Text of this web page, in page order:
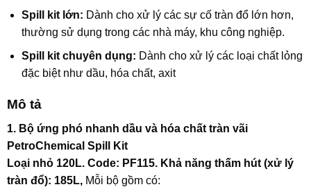
Spill kit lớn: Dành cho xử lý các sự cố tràn đổ lớn hơn,
thường sử dụng trong các nhà máy, khu công nghiệp.
Spill kit chuyên dụng: Dành cho xử lý các loại chất lỏng
đặc biệt như dầu, hóa chất, axit
Mô tả
1. Bộ ứng phó nhanh dầu và hóa chất tràn vãi
PetroChemical Spill Kit
Loại nhỏ 120L. Code: PF115. Khả năng thấm hút (xử lý
tràn đổ): 185L, Mỗi bộ gồm có: